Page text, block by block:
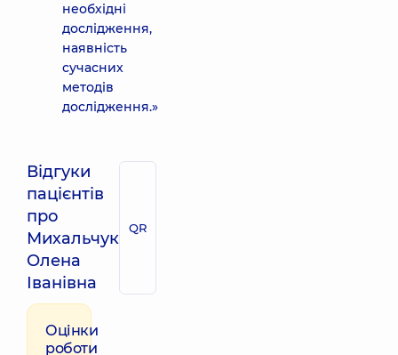
необхідні
дослідження,
наявність
сучасних
методів
дослідження.»
Відгуки
пацієнтів
про
Михальчук
Олена
Іванівна
QR
Оцінки
роботи